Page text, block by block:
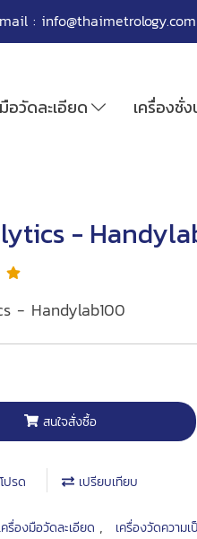
: info@thaimetrology.com
อวัดละเอียด เครื่องชั่
-
- Handylab100
สนใจสั่งซื้อ
ปรด เปรียบเทียบ
ครื่องมือวัดละเอียด , เครื่องวัดความ